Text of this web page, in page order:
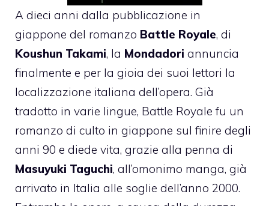
A dieci anni dalla pubblicazione in
giappone del romanzo Battle Royale, di
Koushun Takami, la Mondadori annuncia
finalmente e per la gioia dei suoi lettori la
localizzazione italiana dell’opera. Già
tradotto in varie lingue, Battle Royale fu un
romanzo di culto in giappone sul finire degli
anni 90 e diede vita, grazie alla penna di
Masuyuki Taguchi, all’omonimo manga, già
arrivato in Italia alle soglie dell’anno 2000.